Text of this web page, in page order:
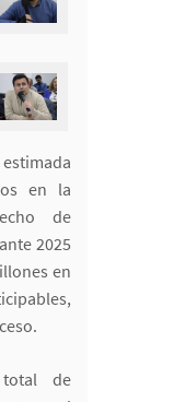
en la
de
2025
en
de